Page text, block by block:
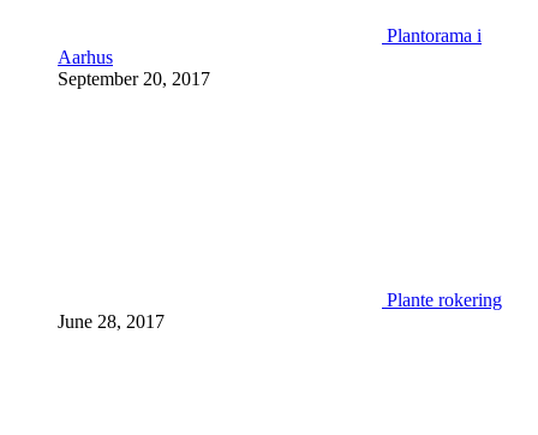
Plantorama i
Aarhus
September 20, 2017
Plante rokering
June 28, 2017